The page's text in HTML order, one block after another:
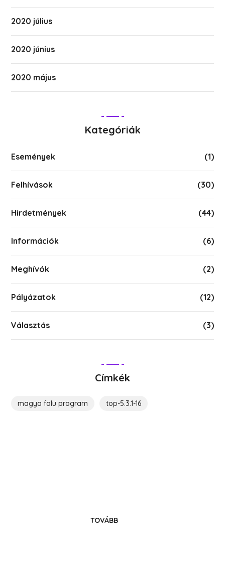
2020 július
2020 június
2020 május
Kategóriák
Események (1)
Felhívások (30)
Hirdetmények (44)
Információk (6)
Meghívók (2)
Pályázatok (12)
Választás (3)
Címkék
magya falu program top-5.3.1-16
TOVÁBB